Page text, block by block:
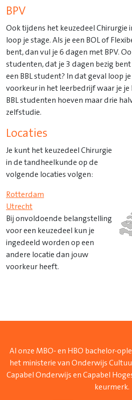
BPV
Ook tijdens het keuzedeel Chirurgie
loop je stage. Als je een BOL of
bent, dan vul je 6 dagen met BPV.
studenten, dat je 3 dagen bezig
een BBL student? In dat geval loop
voorkeur in het leerbedrijf waar je
BBL studenten hoeven maar drie
zelfstudie.
Locaties
Je kunt het keuzedeel Chirurgie
in de tandheelkunde op de
volgende locaties volgen:
Rotterdam
Utrecht
Bij onvoldoende belangstelling
voor een keuzedeel kun je
ingedeeld worden op een
andere locatie dan jouw
voorkeur heeft.
Al onze MBO- en HBO bachelor-
het ministerie van Onderwijs
Capabel Onderwijs en Capabel
keurmerk.